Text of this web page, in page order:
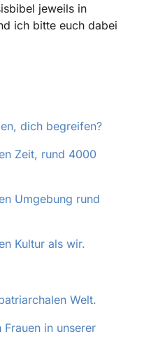
jeweils in
ich bitte euch dabei
dich begreifen?
Zeit, rund 4000
Umgebung rund
Kultur als wir.
Welt.
in unserer